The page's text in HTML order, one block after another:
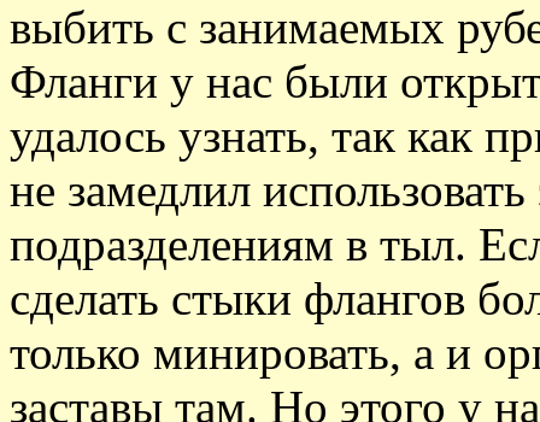
выбить с занимаемых
Фланги у нас были
удалось узнать, так как
не замедлил
подразделениям в тыл.
сделать стыки флангов
только минировать, а и
заставы там. Но этого у